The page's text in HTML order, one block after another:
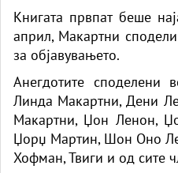
Книгата првпат беше
април, Макартни
за објавувањето.
Анегдотите споделени
Линда Макартни, Дени
Макартни, Џон Ленон,
Џорџ Мартин, Шон Оно
Хофман, Твиги и од сите